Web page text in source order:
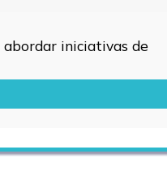
iniciativas de